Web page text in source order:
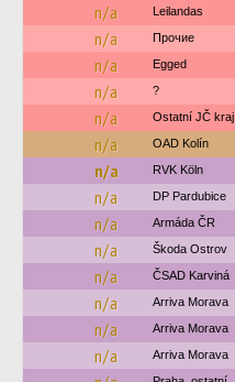
n/a Leilandas
n/a Прочие
n/a Egged
n/a ?
n/a Ostatní JČ kraj
n/a OAD Kolín
n/a RVK Köln
n/a DP Pardubice
n/a Armáda ČR
n/a Škoda Ostrov
n/a ČSAD Karviná
n/a Arriva Morava
n/a Arriva Morava
n/a Arriva Morava